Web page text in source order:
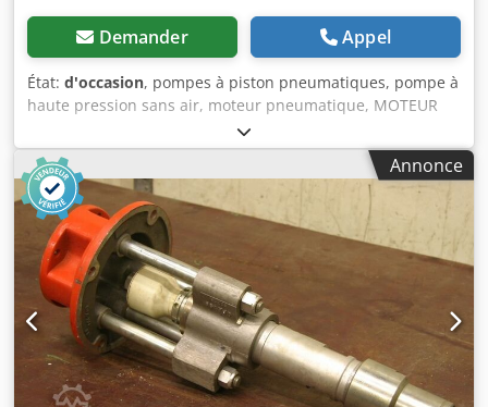
Demander Appel
État: d'occasion, pompes à piston pneumatiques, pompe à
haute pression sans air, moteur pneumatique, MOTEUR
PNEUMATIQUE, pompe à peinture -Modèles avec :
technologie sans air (sans rouleau) -Fabricant de pompes à
piston : Wagner -Type : Profi Roller -Débit maximal : 1,8
l/min -Pression maximale : 12 bars -Température maximale
du matériau : 35 °C -Quantité : 2 pompes disponibles -Prix
: par pièce -Dimensions : 270/145/H225 mm -Poids : 7,1 kg
Dcjdpfsd Dh Dcsx Afqok
Annonce